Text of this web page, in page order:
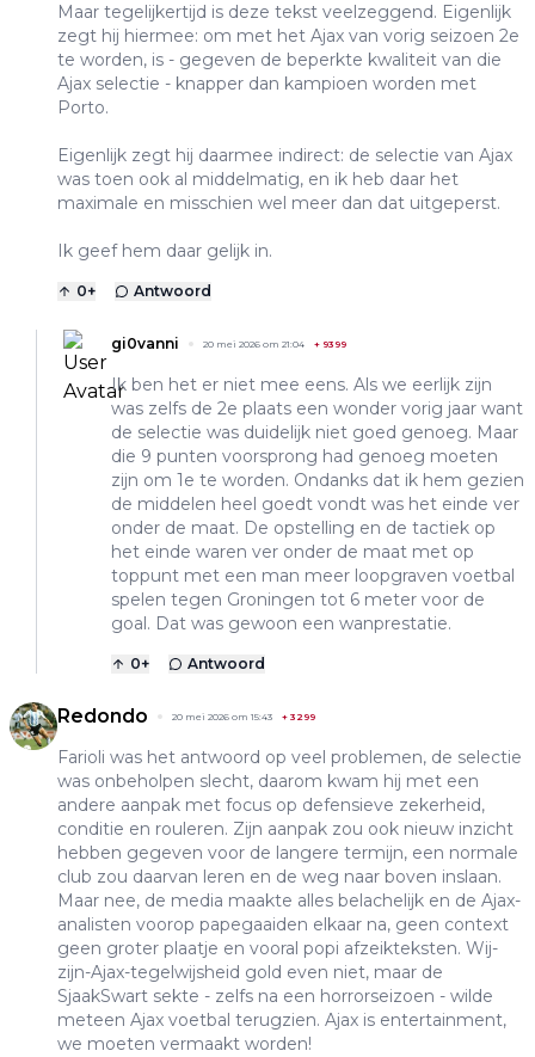
Maar tegelijkertijd is deze tekst veelzeggend. Eigenlijk
zegt hij hiermee: om met het Ajax van vorig seizoen 2e
te worden, is - gegeven de beperkte kwaliteit van die
Ajax selectie - knapper dan kampioen worden met
Porto.
Eigenlijk zegt hij daarmee indirect: de selectie van Ajax
was toen ook al middelmatig, en ik heb daar het
maximale en misschien wel meer dan dat uitgeperst.
Ik geef hem daar gelijk in.
0+ Antwoord
gi0vanni 20 mei 2026 om 21:04 + 9399
Ik ben het er niet mee eens. Als we eerlijk zijn
was zelfs de 2e plaats een wonder vorig jaar want
de selectie was duidelijk niet goed genoeg. Maar
die 9 punten voorsprong had genoeg moeten
zijn om 1e te worden. Ondanks dat ik hem gezien
de middelen heel goedt vondt was het einde ver
onder de maat. De opstelling en de tactiek op
het einde waren ver onder de maat met op
toppunt met een man meer loopgraven voetbal
spelen tegen Groningen tot 6 meter voor de
goal. Dat was gewoon een wanprestatie.
0+ Antwoord
Redondo 20 mei 2026 om 15:43 + 3299
Farioli was het antwoord op veel problemen, de selectie
was onbeholpen slecht, daarom kwam hij met een
andere aanpak met focus op defensieve zekerheid,
conditie en rouleren. Zijn aanpak zou ook nieuw inzicht
hebben gegeven voor de langere termijn, een normale
club zou daarvan leren en de weg naar boven inslaan.
Maar nee, de media maakte alles belachelijk en de Ajax-
analisten voorop papegaaiden elkaar na, geen context
geen groter plaatje en vooral popi afzeikteksten. Wij-
zijn-Ajax-tegelwijsheid gold even niet, maar de
SjaakSwart sekte - zelfs na een horrorseizoen - wilde
meteen Ajax voetbal terugzien. Ajax is entertainment,
we moeten vermaakt worden!